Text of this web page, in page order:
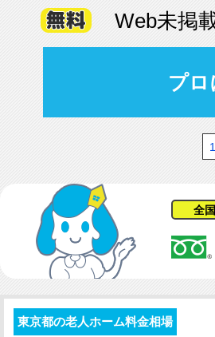
Web未掲
プロ
1
全
東京都の老人ホーム料金相場